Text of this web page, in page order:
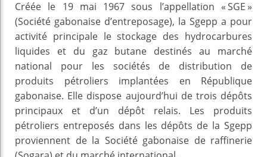
Créée le 19 mai 1967 sous l’appellation « SGE »
(Société gabonaise d’entreposage), la Sgepp a pour
activité principale le stockage des hydrocarbures
liquides et du gaz butane destinés au marché
national pour les sociétés de distribution de
produits pétroliers implantées en République
gabonaise. Elle dispose aujourd’hui de trois dépôts
principaux et d’un dépôt relais. Les produits
pétroliers entreposés dans les dépôts de la Sgepp
proviennent de la Société gabonaise de raffinerie